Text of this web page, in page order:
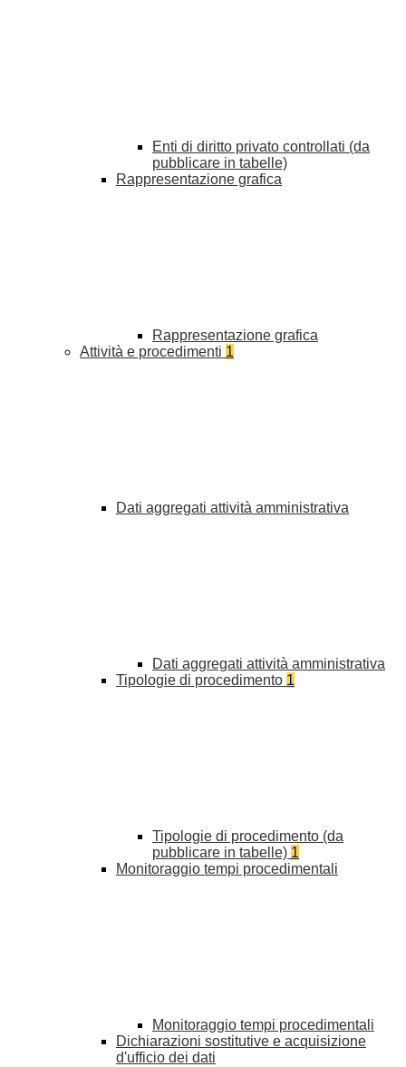
Enti di diritto privato controllati (da
pubblicare in tabelle)
Rappresentazione grafica
Rappresentazione grafica
Attività e procedimenti 1
Dati aggregati attività amministrativa
Dati aggregati attività amministrativa
Tipologie di procedimento 1
Tipologie di procedimento (da
pubblicare in tabelle) 1
Monitoraggio tempi procedimentali
Monitoraggio tempi procedimentali
Dichiarazioni sostitutive e acquisizione
d'ufficio dei dati